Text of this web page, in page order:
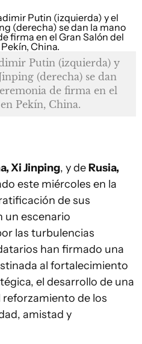
Putin (izquierda) y
(derecha) se dan
de firma en el
Pekín, China.
Xi Jinping, y deRusia,
este miércoles en la
de sus
un escenario
las turbulencias
han firmado una
al fortalecimiento
el desarrollo de una
de los
amistad y